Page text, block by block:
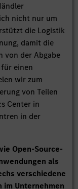
nicht nur um
die Logistik
damit die
von der Abgabe
einen
wir zum
von Teilen
Center in
in der
Open-Source-
als
verschiedene
im Unternehmen